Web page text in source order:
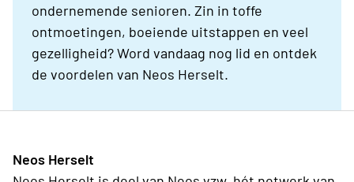
ondernemende senioren. Zin in toffe
ontmoetingen, boeiende uitstappen en veel
gezelligheid? Word vandaag nog lid en ontdek
de voordelen van Neos Herselt.
Neos Herselt